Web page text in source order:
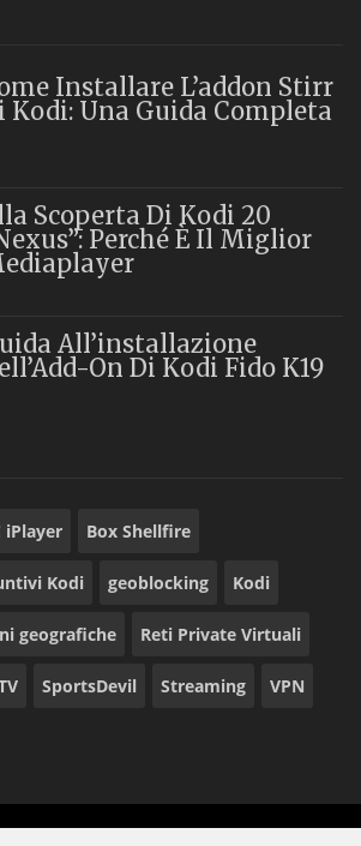
Installare L’addon Stirr
Kodi: Una Guida Completa
Scoperta Di Kodi 20
Perché È Il Miglior
All’installazione
On Di Kodi Fido K19
iPlayer Box Shellfire
Kodi geoblocking Kodi
geografiche Reti Private Virtuali
SportsDevil Streaming VPN